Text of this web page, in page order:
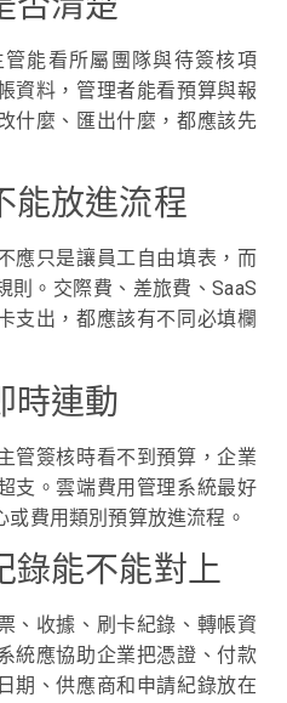
能看所屬團隊與待簽核項
資料，管理者能看預算與報
什麼、匯出什麼，都應該先
能放進流程
應只是讓員工自由填表，而
則。交際費、差旅費、SaaS
支出，都應該有不同必填欄
時連動
管簽核時看不到預算，企業
支。雲端費用管理系統最好
費用類別預算放進流程。
錄能不能對上
、收據、刷卡紀錄、轉帳資
統應協助企業把憑證、付款
期、供應商和申請紀錄放在